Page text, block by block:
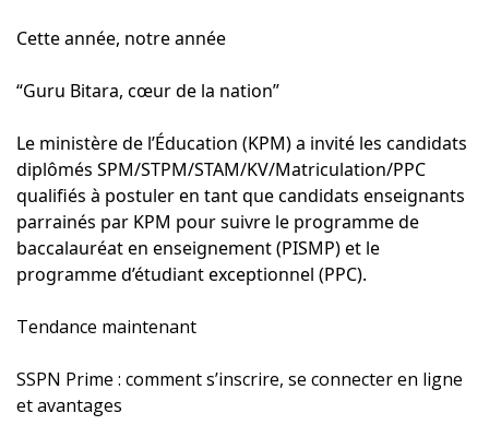
Cette année, notre année
“Guru Bitara, cœur de la nation”
Le ministère de l’Éducation (KPM) a invité les candidats
diplômés SPM/STPM/STAM/KV/Matriculation/PPC
qualifiés à postuler en tant que candidats enseignants
parrainés par KPM pour suivre le programme de
baccalauréat en enseignement (PISMP) et le
programme d’étudiant exceptionnel (PPC).
Tendance maintenant
SSPN Prime : comment s’inscrire, se connecter en ligne
et avantages